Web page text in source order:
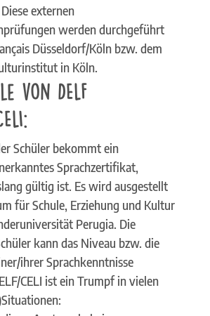
externen
werden durchgeführt
Düsseldorf/Köln bzw. dem
in Köln.
von DELF
Schüler bekommt ein
Sprachzertifikat,
gültig ist. Es wird ausgestellt
für Schule, Erziehung und Kultur
Perugia. Die
kann das Niveau bzw. die
ihrer Sprachkenntnisse
CELI ist ein Trumpf in vielen